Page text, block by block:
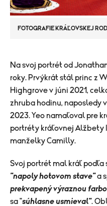
FOTOGRAFIE KRÁĽOVSKEJ
​Na svoj portrét od
roky. Prvýkrát stál princ z
Highgrove v júni 2021,
zhruba hodinu, naposledy
2023. Yeo namaľoval pre
portréty kráľovnej Alžbety
manželky Camilly.
Svoj portrét mal kráľ
"napoly hotovom stave"a
prekvapený výraznou
sa "súhlasne usmieval".